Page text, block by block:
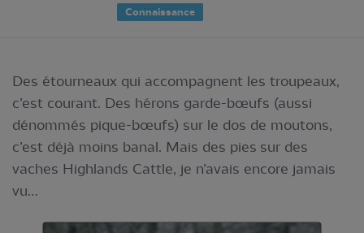
Connaissance
Des étourneaux qui accompagnent les troupeaux,
c’est courant. Des hérons garde-bœufs (aussi
dénommés pique-bœufs) sur le dos de moutons,
c’est déjà moins banal. Mais des pies sur des
vaches Highlands Cattle, je n’avais encore jamais
vu…